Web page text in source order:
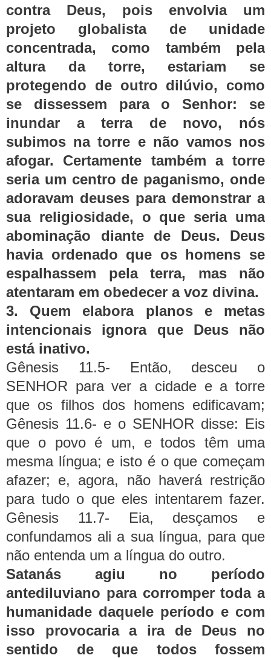
contra Deus, pois envolvia um
projeto globalista de unidade
concentrada, como também pela
altura da torre, estariam se
protegendo de outro dilúvio, como
se dissessem para o Senhor: se
inundar a terra de novo, nós
subimos na torre e não vamos nos
afogar. Certamente também a torre
seria um centro de paganismo, onde
adoravam deuses para demonstrar a
sua religiosidade, o que seria uma
abominação diante de Deus. Deus
havia ordenado que os homens se
espalhassem pela terra, mas não
atentaram em obedecer a voz divina.
3. Quem elabora planos e metas
intencionais ignora que Deus não
está inativo.
Gênesis 11.5- Então, desceu o
SENHOR para ver a cidade e a torre
que os filhos dos homens edificavam;
Gênesis 11.6- e o SENHOR disse: Eis
que o povo é um, e todos têm uma
mesma língua; e isto é o que começam
afazer; e, agora, não haverá restrição
para tudo o que eles intentarem fazer.
Gênesis 11.7- Eia, desçamos e
confundamos ali a sua língua, para que
não entenda um a língua do outro.
Satanás agiu no período
antediluviano para corromper toda a
humanidade daquele período e com
isso provocaria a ira de Deus no
sentido de que todos fossem